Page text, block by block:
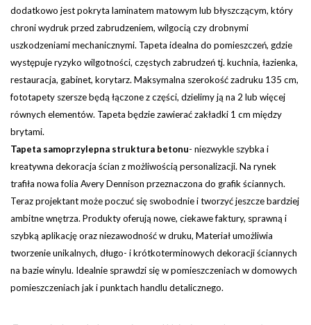
dodatkowo jest pokryta laminatem matowym lub błyszczącym, który
chroni wydruk przed zabrudzeniem, wilgocią czy drobnymi
uszkodzeniami mechanicznymi. Tapeta idealna do pomieszczeń, gdzie
występuje ryzyko wilgotności, częstych zabrudzeń tj. kuchnia, łazienka,
restauracja, gabinet, korytarz.Maksymalna szerokość zadruku 135 cm,
fototapety szersze będą łączone z części, dzielimy ją na 2 lub więcej
równych elementów. Tapeta będzie zawierać zakładki 1 cm między
brytami.
Tapeta samoprzylepna struktura betonu- niezwykle szybka i
kreatywna dekoracja ścian z możliwością personalizacji. Na rynek
trafiła nowa folia Avery Dennison przeznaczona do grafik ściannych.
Teraz projektant może poczuć się swobodnie i tworzyć jeszcze bardziej
ambitne wnętrza. Produkty oferują nowe, ciekawe faktury, sprawną i
szybką aplikację oraz niezawodność w druku, Materiał umożliwia
tworzenie unikalnych, długo- i krótkoterminowych dekoracji ściannych
na bazie winylu. Idealnie sprawdzi się w pomieszczeniach w domowych
pomieszczeniach jak i punktach handlu detalicznego.